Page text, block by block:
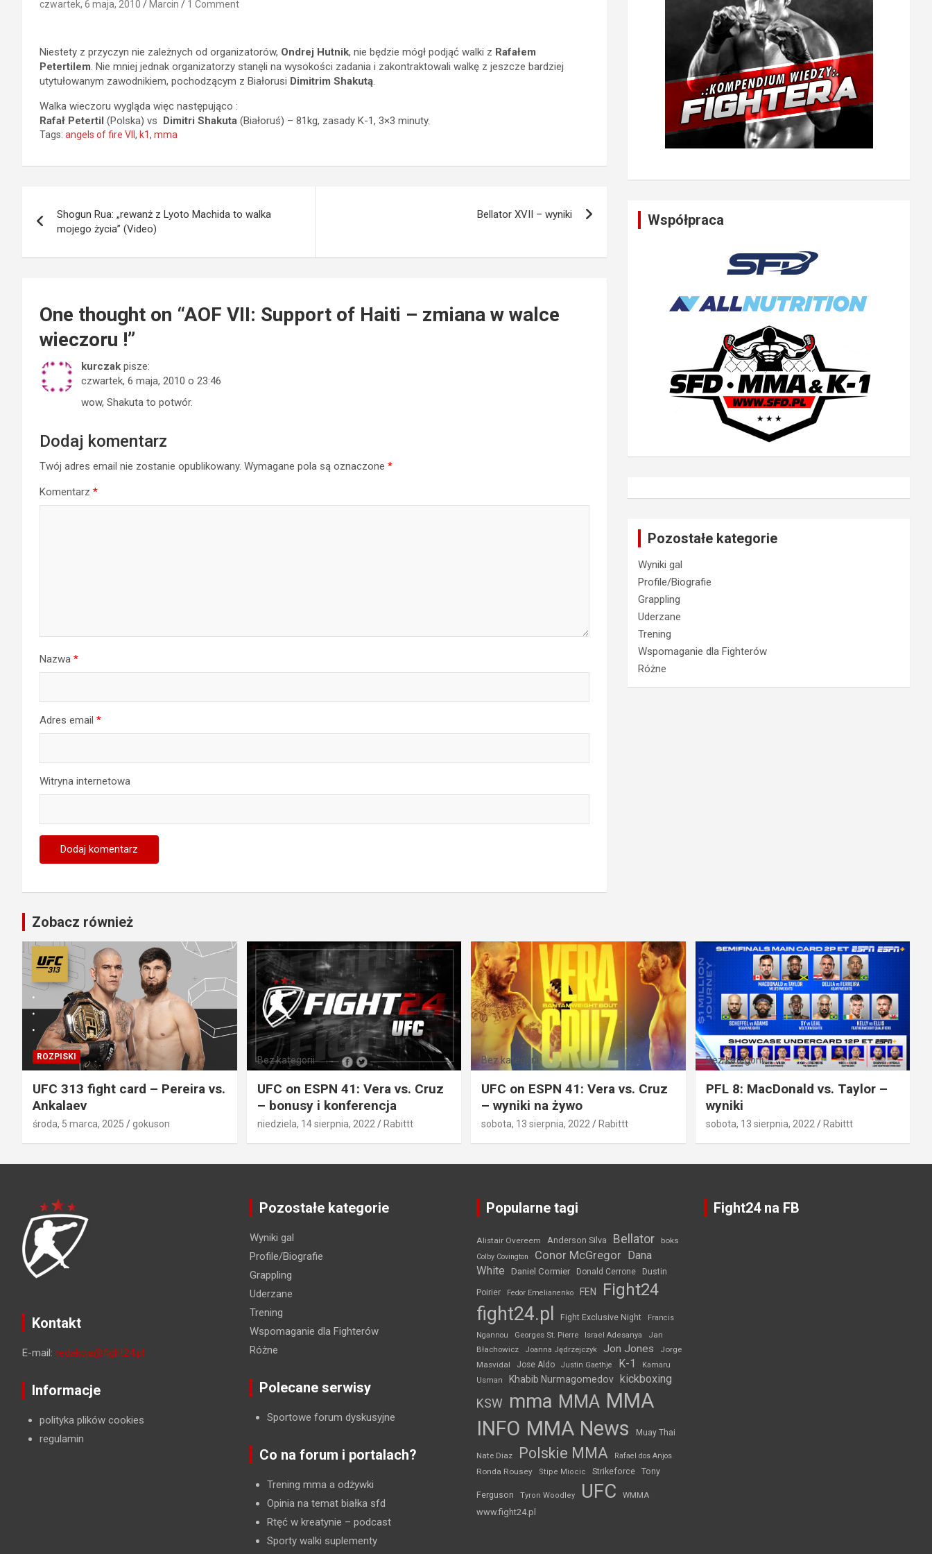
czwartek, 6 maja, 2010 Marcin 1 Comment
Niestety z przyczyn nie zależnych od organizatorów, Ondrej Hutnik, nie będzie mógł podjąć walki z Rafałem
Petertilem. Nie mniej jednak organizatorzy stanęli na wysokości zadania i zakontraktowali walkę z jeszcze bardziej
utytułowanym zawodnikiem, pochodzącym z Białorusi Dimitrim Shakutą.
Walka wieczoru wygląda więc następująco :
Rafał Petertil (Polska) vs Dimitri Shakuta (Białoruś) – 81kg, zasady K-1, 3×3 minuty.
Tags: angels of fire VII , k1, mma
wpisu
Shogun Rua: „rewanż z Lyoto Machida to walka
mojego życia” (Video)
Bellator XVII – wyniki
One thought on “AOF VII: Support of Haiti – zmiana w walce
wieczoru !”
kurczak pisze:
czwartek, 6 maja, 2010 o 23:46
wow, Shakuta to potwór.
Dodaj komentarz
Twój adres email nie zostanie opublikowany. Wymagane pola są oznaczone *
Komentarz *
Nazwa *
Adres email *
Witryna internetowa
Współpraca
Pozostałe kategorie
Wyniki gal
Profile/Biografie
Grappling
Uderzane
Trening
Wspomaganie dla Fighterów
Różne
Zobacz również
ROZPISKI
UFC 313 fight card – Pereira vs.
Ankalaev
środa, 5 marca, 2025 gokuson
Bez kategorii
UFC on ESPN 41: Vera vs. Cruz
– bonusy i konferencja
niedziela, 14 sierpnia, 2022 Rabittt
Bez kategorii
UFC on ESPN 41: Vera vs. Cruz
– wyniki na żywo
sobota, 13 sierpnia, 2022 Rabittt
Bez kategorii
PFL 8: MacDonald vs. Taylor –
wyniki
sobota, 13 sierpnia, 2022 Rabittt
Kontakt
E-mail: redakcja@fight24.pl
Informacje
polityka plików cookies
regulamin
Pozostałe kategorie
Wyniki gal
Profile/Biografie
Grappling
Uderzane
Trening
Wspomaganie dla Fighterów
Różne
Polecane serwisy
Sportowe forum dyskusyjne
Co na forum i portalach?
Trening mma a odżywki
Opinia na temat białka sfd
Rtęć w kreatynie – podcast
Sporty walki suplementy
Popularne tagi
Alistair Overeem Anderson Silva Bellator boks
Colby Covington Conor McGregor Dana
White
Daniel Cormier Donald Cerrone Dustin
Poirier Fedor Emelianenko FEN Fight24
fight24.pl Fight Exclusive Night
Francis
Ngannou
Georges St. Pierre Israel Adesanya
Jan
Błachowicz
Joanna Jędrzejczyk Jon Jones
Jorge
Masvidal
Jose Aldo Justin Gaethje K-1
Kamaru
Usman
Khabib Nurmagomedov kickboxing
KSW mma MMA MMA
INFO MMA News Muay Thai
Nate Diaz Polskie MMA Rafael dos Anjos
Ronda Rousey Stipe Miocic Strikeforce Tony
Ferguson Tyron Woodley UFC WMMA
www.fight24.pl
Fight24 na FB